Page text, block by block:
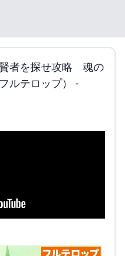
ン
祠
賢者を探せ攻略 魂の
ルテロップ） -